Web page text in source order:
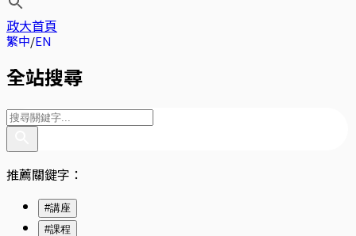
政大首頁
繁中 EN
全站搜尋
推薦關鍵字：
#講座
#課程